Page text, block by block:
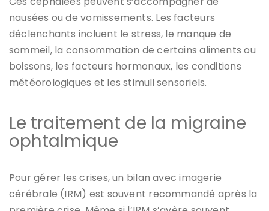
nausées ou de vomissements. Les facteurs
déclenchants incluent le stress, le manque de
sommeil, la consommation de certains aliments ou
boissons, les facteurs hormonaux, les conditions
météorologiques et les stimuli sensoriels.
Le traitement de la migraine
ophtalmique
Pour gérer les crises, un bilan avec imagerie
cérébrale (IRM) est souvent recommandé après la